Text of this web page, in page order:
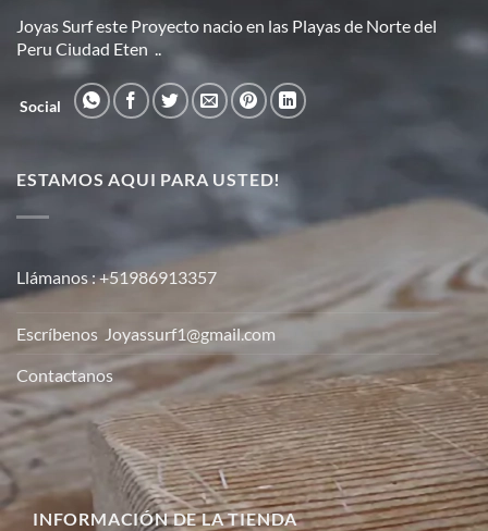
Joyas Surf este Proyecto nacio en las Playas de Norte del
Peru Ciudad Eten ..
Social
ESTAMOS AQUI PARA USTED!
Llámanos :+51986913357
Escríbenos Joyassurf1@gmail.com
Contactanos
INFORMACIÓN DE LA TIENDA